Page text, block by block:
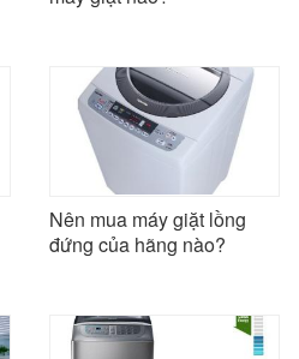
Nên mua máy giặt lồng
đứng của hãng nào?